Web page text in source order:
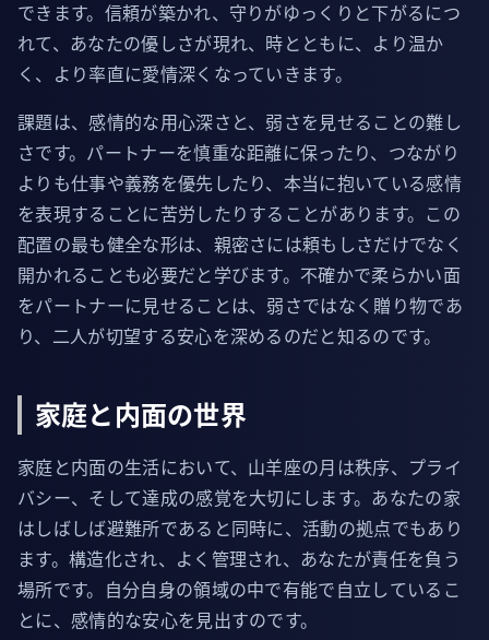
できます。信頼が築かれ、守りがゆっくりと下がるにつ
れて、あなたの優しさが現れ、時とともに、より温か
く、より率直に愛情深くなっていきます。
課題は、感情的な用心深さと、弱さを見せることの難し
さです。パートナーを慎重な距離に保ったり、つながり
よりも仕事や義務を優先したり、本当に抱いている感情
を表現することに苦労したりすることがあります。この
配置の最も健全な形は、親密さには頼もしさだけでなく
開かれることも必要だと学びます。不確かで柔らかい面
をパートナーに見せることは、弱さではなく贈り物であ
り、二人が切望する安心を深めるのだと知るのです。
家庭と内面の世界
家庭と内面の生活において、山羊座の月は秩序、プライ
バシー、そして達成の感覚を大切にします。あなたの家
はしばしば避難所であると同時に、活動の拠点でもあり
ます。構造化され、よく管理され、あなたが責任を負う
場所です。自分自身の領域の中で有能で自立しているこ
とに、感情的な安心を見出すのです。